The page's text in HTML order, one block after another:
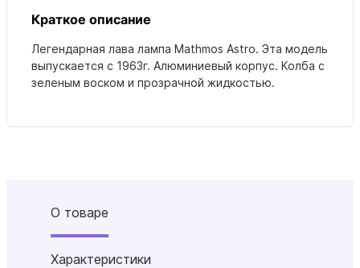
Краткое описание
Легендарная лава лампа Mathmos Astro. Эта модель
выпускается с 1963г. Алюминиевый корпус. Колба с
зеленым воском и прозрачной жидкостью.
О товаре
Характеристики